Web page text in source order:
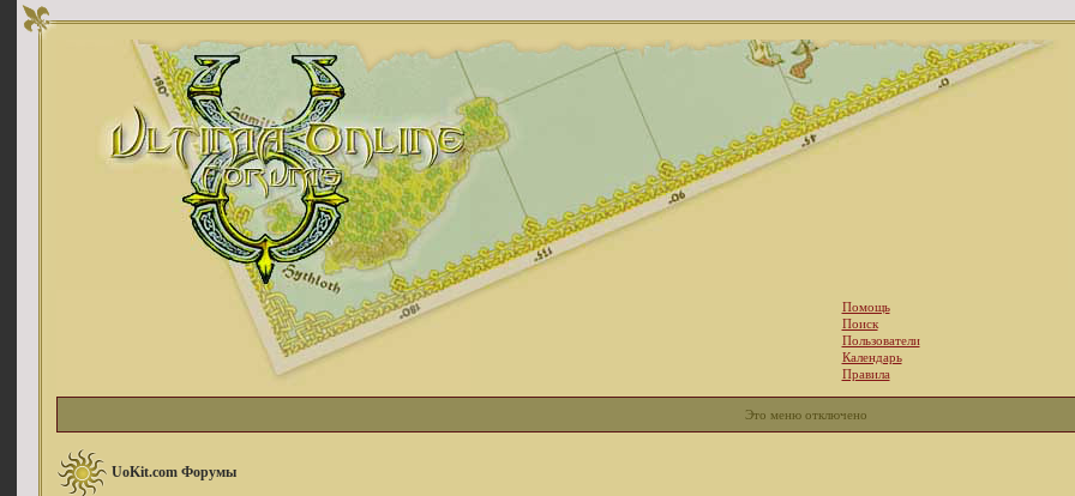
Помощь
Поиск
Пользователи
Календарь
Правила
Это меню отключено
UoKit.com Форумы